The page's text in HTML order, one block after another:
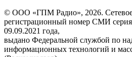
© ООО «ГПМ Радио», 2026. Сетевое
регистрационный номер СМИ
09.09.2021 года,
выдано Федеральной службой по
информационных технологий и